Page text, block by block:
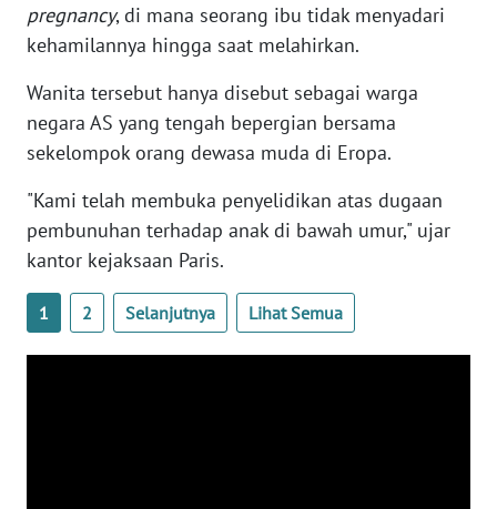
pregnancy, di mana seorang ibu tidak menyadari
kehamilannya hingga saat melahirkan.
Wanita tersebut hanya disebut sebagai warga
negara AS yang tengah bepergian bersama
sekelompok orang dewasa muda di Eropa.
"Kami telah membuka penyelidikan atas dugaan
pembunuhan terhadap anak di bawah umur," ujar
kantor kejaksaan Paris.
1 2 Selanjutnya Lihat Semua
WN
BANTEN
NTT
WN
PAPUA
WN